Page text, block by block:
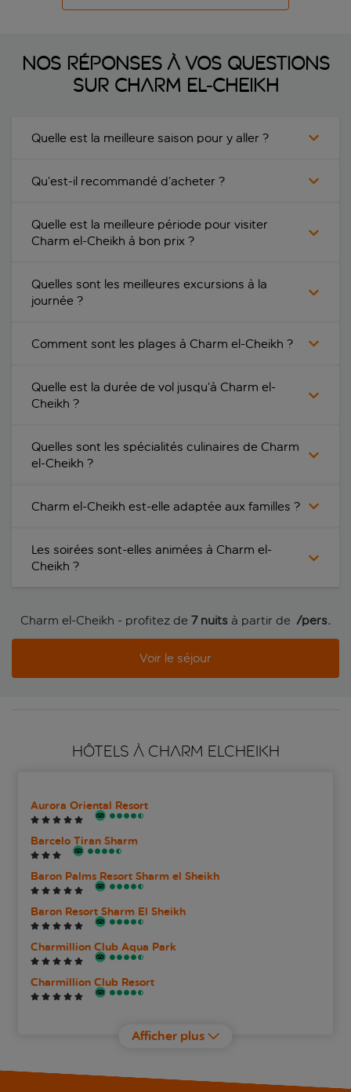
Nos réponses à vos questions
sur Charm el-Cheikh
Quelle est la meilleure saison pour y aller ?
Qu’est-il recommandé d’acheter ?
Quelle est la meilleure période pour visiter
Charm el-Cheikh à bon prix ?
Quelles sont les meilleures excursions à la
journée ?
Comment sont les plages à Charm el-Cheikh ?
Quelle est la durée de vol jusqu’à Charm el-
Cheikh ?
Quelles sont les spécialités culinaires de Charm
el-Cheikh ?
Charm el-Cheikh est-elle adaptée aux familles ?
Les soirées sont-elles animées à Charm el-
Cheikh ?
Charm el-Cheikh - profitez de 7 nuits à partir de /pers.
Voir le séjour
HÔTELS À CHARM ELCHEIKH
Aurora Oriental Resort
Barcelo Tiran Sharm
Baron Palms Resort Sharm el Sheikh
Baron Resort Sharm El Sheikh
Charmillion Club Aqua Park
Charmillion Club Resort
Afficher plus